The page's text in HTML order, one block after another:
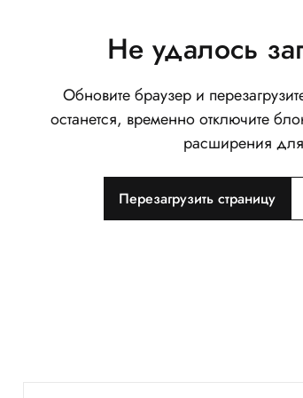
Не удалось
Обновите браузер и
останется, временно отключите
расширения
Перезагрузить страницу